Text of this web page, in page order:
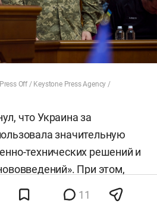
Off / Keystone Press Agency /
что Украина за
значительную
технических решений и
При этом,
сторона адаптировалась
и тактикам.
11